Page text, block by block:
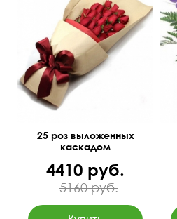
70 см 35 см
25 роз выложенных
каскадом
4410 руб.
5160 руб.